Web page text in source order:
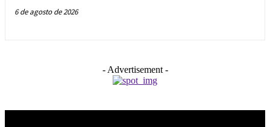
6 de agosto de 2026
- Advertisement -